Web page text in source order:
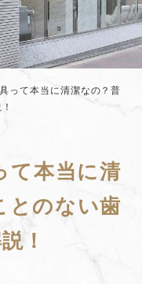
って本当に清潔なの？普
て本当に清
とのない歯
！